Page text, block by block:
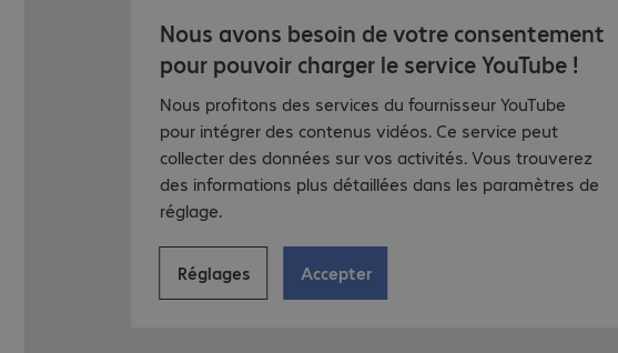
Nous avons besoin de votre consentement
pour pouvoir charger le service YouTube !
Nous profitons des services du fournisseur YouTube
pour intégrer des contenus vidéos. Ce service peut
collecter des données sur vos activités. Vous trouverez
des informations plus détaillées dans les paramètres de
réglage.
Réglages Accepter